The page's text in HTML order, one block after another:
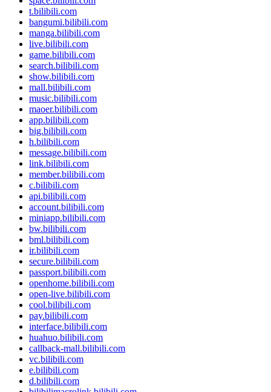
t.bilibili.com
bangumi.bilibili.com
manga.bilibili.com
live.bilibili.com
game.bilibili.com
search.bilibili.com
show.bilibili.com
mall.bilibili.com
music.bilibili.com
maoer.bilibili.com
app.bilibili.com
big.bilibili.com
h.bilibili.com
message.bilibili.com
link.bilibili.com
member.bilibili.com
c.bilibili.com
api.bilibili.com
account.bilibili.com
miniapp.bilibili.com
bw.bilibili.com
bml.bilibili.com
ir.bilibili.com
secure.bilibili.com
passport.bilibili.com
openhome.bilibili.com
open-live.bilibili.com
cool.bilibili.com
pay.bilibili.com
interface.bilibili.com
huahuo.bilibili.com
callback-mall.bilibili.com
vc.bilibili.com
e.bilibili.com
d.bilibili.com